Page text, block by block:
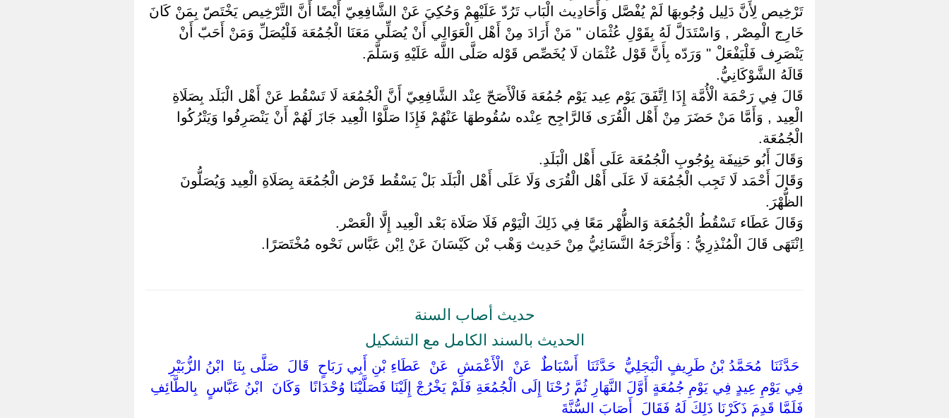
تَرْخِيص لِأَنَّ دَلِيل وُجُوبهَا لَمْ يُفْصَّل وَأَحَادِيث الْبَاب تَرُدّ عَلَيْهِمْ وَحُكِيَ عَنْ الشَّافِعِيّ أَيْضًا أَنَّ التَّرْخِيص يَخْتَصّ بِمَنْ كَانَ
خَارِج الْمِصْر , وَاسْتَدَلَّ لَهُ بِقَوْلِ عُثْمَان " مَنْ أَرَادَ مِنْ أَهْل الْعَوَالِي أَنْ يُصَلِّي مَعَنَا الْجُمُعَة فَلْيُصَلِّ وَمَنْ أَحَبّ أَنْ
يَنْصَرِف فَلْيَفْعَلْ " وَرَدّه بِأَنَّ قَوْل عُثْمَان لَا يُخَصِّص قَوْله صَلَّى اللَّه عَلَيْهِ وَسَلَّمَ.
قَالَهُ الشَّوْكَانِيُّ.
قَالَ فِي رَحْمَة الْأُمَّة إِذَا اِتَّفَقَ يَوْم عِيد يَوْم جُمُعَة فَالْأَصَحّ عِنْد الشَّافِعِيّ أَنَّ الْجُمُعَة لَا تَسْقُط عَنْ أَهْل الْبَلَد بِصَلَاةِ
الْعِيد , وَأَمَّا مَنْ حَضَرَ مِنْ أَهْل الْقُرَى فَالرَّاجِح عِنْده سُقُوطهَا عَنْهُمْ فَإِذَا صَلَّوْا الْعِيد جَازَ لَهُمْ أَنْ يَنْصَرِفُوا وَيَتْرُكُوا
الْجُمُعَة.
وَقَالَ أَبُو حَنِيفَة بِوُجُوبِ الْجُمُعَة عَلَى أَهْل الْبَلَدِ.
وَقَالَ أَحْمَد لَا تَجِب الْجُمُعَة لَا عَلَى أَهْل الْقُرَى وَلَا عَلَى أَهْل الْبَلَد بَلْ يَسْقُط فَرْض الْجُمُعَة بِصَلَاةِ الْعِيد وَيُصَلُّونَ
الظُّهْرَ.
وَقَالَ عَطَاء تَسْقُطُ الْجُمُعَة وَالظُّهْر مَعًا فِي ذَلِكَ الْيَوْم فَلَا صَلَاة بَعْد الْعِيد إِلَّا الْعَصْر.
اِنْتَهَى قَالَ الْمُنْذِرِيُّ : وَأَخْرَجَهُ النَّسَائِيُّ مِنْ حَدِيث وَهْب بْن كَيْسَانَ عَنْ اِبْن عَبَّاس نَحْوه مُخْتَصَرًا.
حديث أصاب السنة
الحديث بالسند الكامل مع التشكيل
‏ ‏حَدَّثَنَا ‏ ‏مُحَمَّدُ بْنُ طَرِيفٍ الْبَجَلِيُّ ‏ ‏حَدَّثَنَا ‏ ‏أَسْبَاطٌ ‏ ‏عَنْ ‏ ‏الْأَعْمَشِ ‏ ‏عَنْ ‏ ‏عَطَاءِ بْنِ أَبِي رَبَاحٍ ‏ ‏قَالَ ‏ ‏صَلَّى بِنَا ‏ ‏ابْنُ الزُّبَيْرِ ‏
‏فِي يَوْمِ عِيدٍ فِي يَوْمِ جُمُعَةٍ أَوَّلَ النَّهَارِ ثُمَّ رُحْنَا إِلَى الْجُمُعَةِ فَلَمْ يَخْرُجْ إِلَيْنَا فَصَلَّيْنَا وُحْدَانًا ‏ ‏وَكَانَ ‏ ‏ابْنُ عَبَّاسٍ ‏ ‏بِالطَّائِفِ ‏
‏فَلَمَّا قَدِمَ ذَكَرْنَا ذَلِكَ لَهُ فَقَالَ ‏ ‏أَصَابَ السُّنَّةَ ‏